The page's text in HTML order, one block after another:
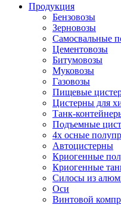
Продукция
Бензовозы
Зерновозы
Самосвальные
Цементовозы
Битумовозы
Муковозы
Газовозы
Пищевые
Цистерны для
Танк-
Подъемные
4х осные
Автоцистерны
Криогенные
Криогенные
Силосы из
Оси
Винтовой